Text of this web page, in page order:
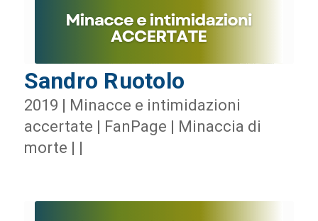
Sandro Ruotolo
2019 | Minacce e intimidazioni
accertate | FanPage | Minaccia di
morte | |